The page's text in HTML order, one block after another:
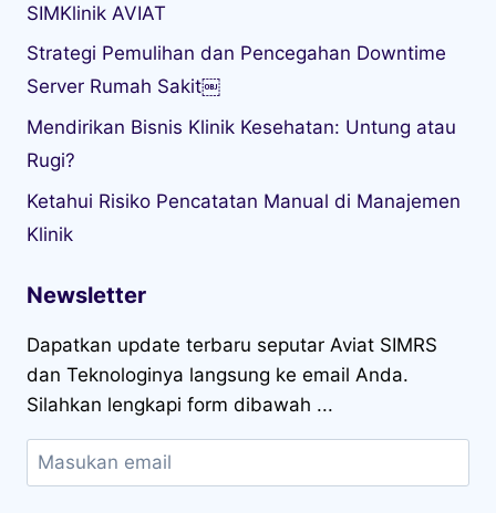
SIMKlinik AVIAT
Strategi Pemulihan dan Pencegahan Downtime
Server Rumah Sakit￼
Mendirikan Bisnis Klinik Kesehatan: Untung atau
Rugi?
Ketahui Risiko Pencatatan Manual di Manajemen
Klinik
Newsletter
Dapatkan update terbaru seputar Aviat SIMRS
dan Teknologinya langsung ke email Anda.
Silahkan lengkapi form dibawah ...